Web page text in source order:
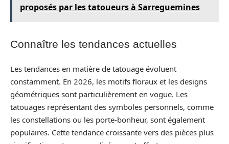
proposés par les tatoueurs à Sarreguemines
Connaître les tendances actuelles
Les tendances en matière de tatouage évoluent
constamment. En 2026, les motifs floraux et les designs
géométriques sont particulièrement en vogue. Les
tatouages représentant des symboles personnels, comme
les constellations ou les porte-bonheur, sont également
populaires. Cette tendance croissante vers des pièces plus